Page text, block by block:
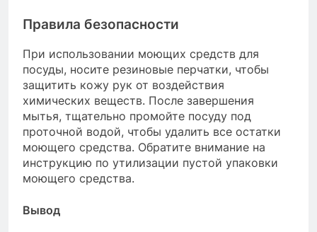
Правила безопасности
При использовании моющих средств для
посуды, носите резиновые перчатки, чтобы
защитить кожу рук от воздействия
химических веществ. После завершения
мытья, тщательно промойте посуду под
проточной водой, чтобы удалить все остатки
моющего средства. Обратите внимание на
инструкцию по утилизации пустой упаковки
моющего средства.
Вывод